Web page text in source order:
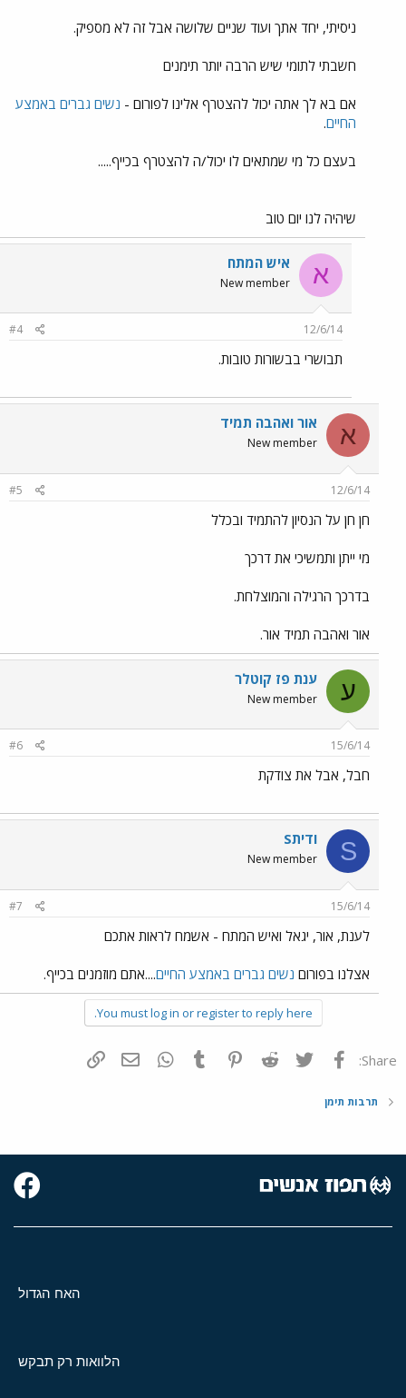
ניסיתי, יחד אתך ועוד שניים שלושה אבל זה לא מספיק.
חשבתי לתומי שיש הרבה יותר תימנים
אם בא לך אתה יכול להצטרף אלינו לפורום - נשים גברים באמצע
החיים.
בעצם כל מי שמתאים לו יכול/ה להצטרף בכייף.....
שיהיה לנו יום טוב
א איש המתח
New member
12/6/14
#4
תבושרי בבשורות טובות.
א אור ואהבה תמיד
New member
12/6/14
#5
חן חן על הנסיון להתמיד ובכלל
מי ייתן ותמשיכי את דרכך
בדרכך הרגילה והמוצלחת.
אור ואהבה תמיד אור.
ע ענת פז קוטלר
New member
15/6/14
#6
חבל, אבל את צודקת
S Sודית
New member
15/6/14
#7
לענת, אור, יגאל ואיש המתח - אשמח לראות אתכם
אצלנו בפורום נשים גברים באמצע החיים....אתם מוזמנים בכייף.
You must log in or register to reply here.
Share: פייסבוק Twitter
Reddit
Pinterest
Tumblr
WhatsAppדואר אלקטרוני
תרבות תימן
האח הגדול
הלוואות רק תבקש